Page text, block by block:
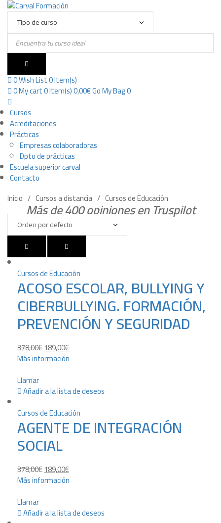
Products
search
0Wish List0 Item(s)
0My cart0 Item(s)0,00€GoMy Bag 0
Cursos
Acreditaciones
Prácticas
Empresas colaboradoras
Dpto de prácticas
Escuela superior carval
Contacto
Inicio
Cursos a distancia Cursos de Educación
Más de 400 opiniones en Truspilot
Cursos de Educación
ACOSO ESCOLAR, BULLYING Y
CIBERBULLYING. FORMACIÓN,
PREVENCIÓN Y SEGURIDAD
378,00€189,00€
Más información
Llamar
Añadir a la lista de deseos
Cursos de Educación
AGENTE DE INTEGRACIÓN
SOCIAL
378,00€189,00€
Más información
Llamar
Añadir a la lista de deseos